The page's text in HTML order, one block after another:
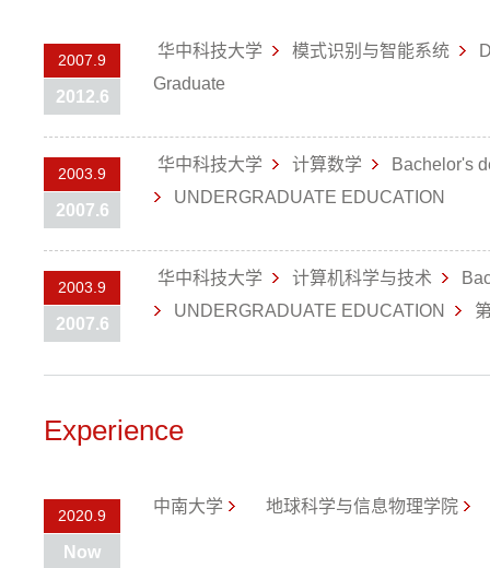
2007.9
2012.6
华中科技大学 模式识别与智能系统
Graduate
2003.9
2007.6
华中科技大学 计算数学
Bachelor's
UNDERGRADUATE EDUCATION
2003.9
2007.6
华中科技大学 计算机科学与技术
UNDERGRADUATE EDUCATION
Experience
2020.9
Now
中南大学 地球科学与信息物理学院